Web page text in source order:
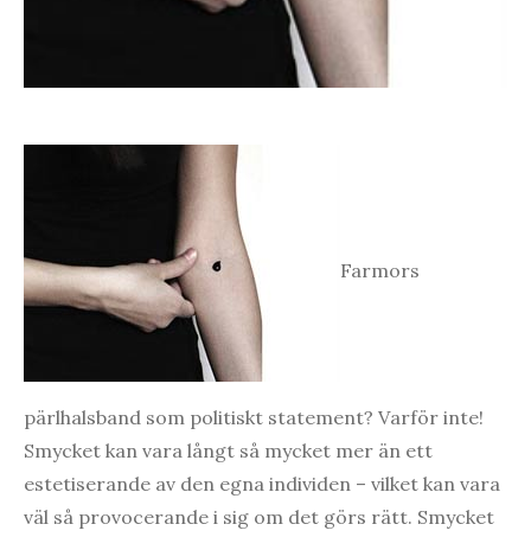
Farmors
pärlhalsband som politiskt statement? Varför inte!
Smycket kan vara långt så mycket mer än ett
estetiserande av den egna individen – vilket kan vara
väl så provocerande i sig om det görs rätt. Smycket